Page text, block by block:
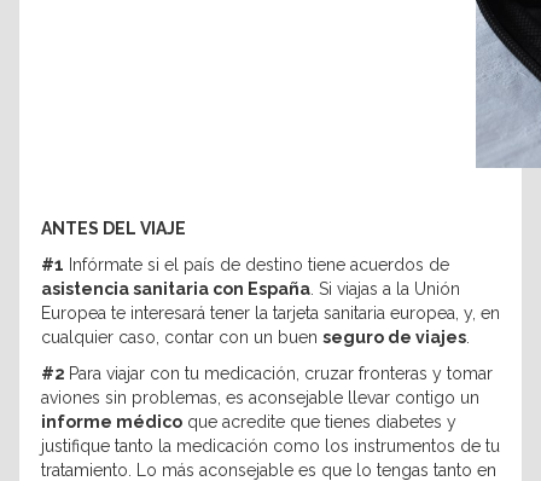
ANTES DEL VIAJE
#1 Infórmate si el país de destino tiene acuerdos de
asistencia sanitaria con España . Si viajas a la Unión
Europea te interesará tener la tarjeta sanitaria europea, y, en
cualquier caso, contar con un buen seguro de viajes
#2 Para viajar con tu medicación, cruzar fronteras y tomar
aviones sin problemas, es aconsejable llevar contigo un
informe médico que acredite que tienes diabetes y
justifique tanto la medicación como los instrumentos de tu
tratamiento. Lo más aconsejable es que lo tengas tanto en